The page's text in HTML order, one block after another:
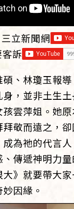
三立新聞網
訴
、林瓊玉報導
，並非土生
雲萍姐。她
敬而遠之，
為祂的代言
傳遞神明力量
》就要帶大
因緣。